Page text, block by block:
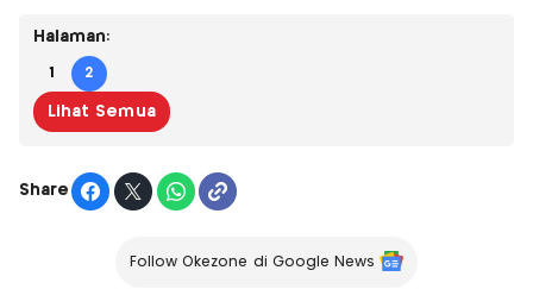
Halaman:
1 2
Lihat Semua
Share
Follow Okezone di Google News